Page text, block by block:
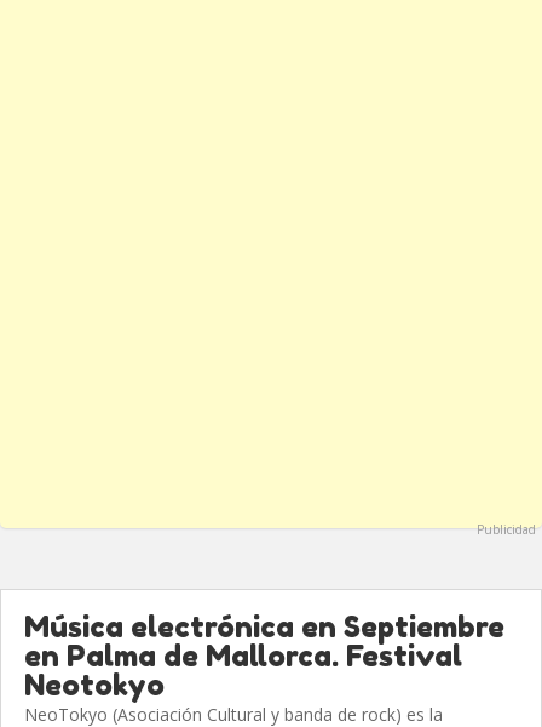
Publicidad
Música electrónica en Septiembre
en Palma de Mallorca. Festival
Neotokyo
NeoTokyo (Asociación Cultural y banda de rock) es la